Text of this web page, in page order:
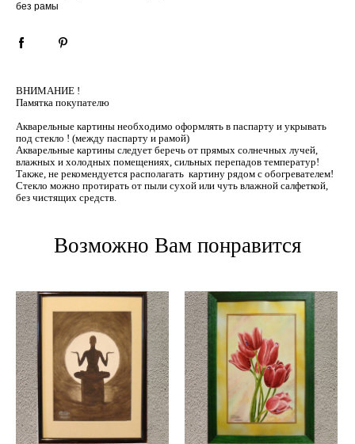
без рамы
ВНИМАНИЕ !
Памятка покупателю
Акварельные картины необходимо оформлять в паспарту и укрывать
под стекло ! (между паспарту и рамой)
Акварельные картины следует беречь от прямых солнечных лучей,
влажных и холодных помещениях, сильных перепадов температур!
Также, не рекомендуется располагать картину рядом с обогревателем!
Стекло можно протирать от пыли сухой или чуть влажной салфеткой,
без чистящих средств.
Возможно Вам понравится